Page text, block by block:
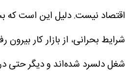
اقتصاد نیست. دلیل این است که
شرایط بحرانی، از بازار کار بیرون
شغل دلسرد شده‌اند و دیگر حتی